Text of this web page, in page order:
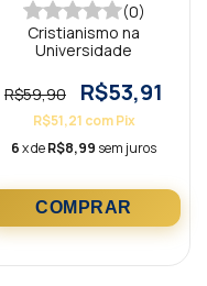
(0)
Cristianismo na
Universidade
R$59,90 R$53,91
R$51,21 com Pix
6x deR$8,99 sem juros